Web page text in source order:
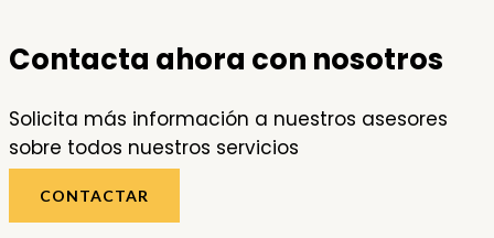
Contacta ahora con nosotros
Solicita más información a nuestros asesores
sobre todos nuestros servicios
CONTACTAR